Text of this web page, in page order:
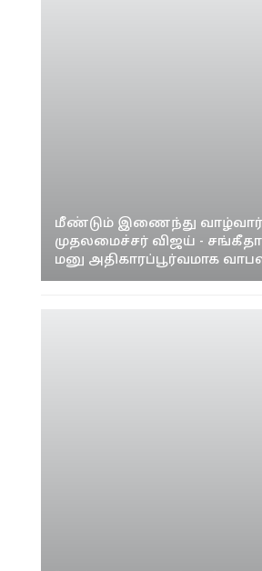
மீண்டும் இணைந்து
முதலமைச்சர் விஜய் - சங்கீதா